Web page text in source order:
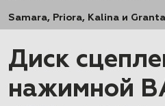
Samara, Priora, Kalina и Granta
Диск
нажимной